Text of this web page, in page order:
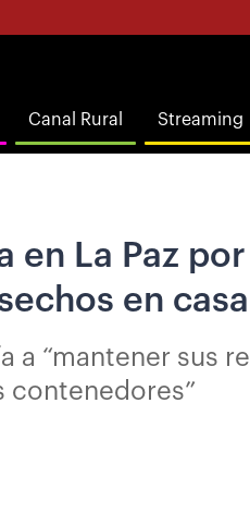
Canal Rural Streaming
en La Paz
en casa
a “mantener sus
contenedores”